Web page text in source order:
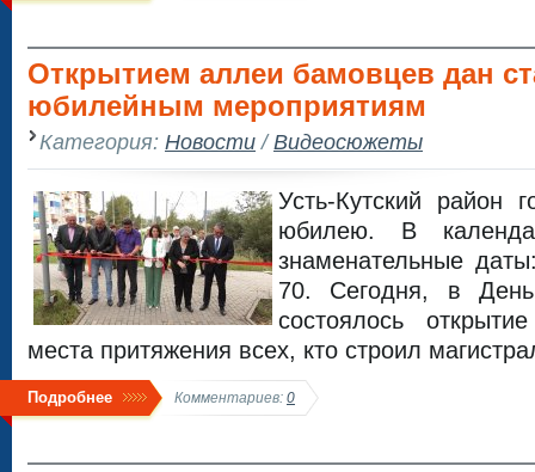
Открытием аллеи бамовцев дан
юбилейным мероприятиям
Категория: Новости/Видеосюжеты
Усть-Кутский район
юбилею. В
знаменательные
70. Сегодня, в День
состоялось
места притяжения всех, кто строил
Подробнее Комментариев: 0